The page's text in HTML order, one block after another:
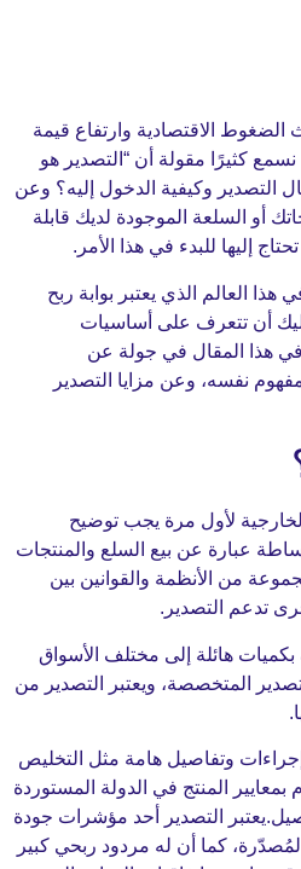
وارتفاع قيمة
مقولة أن “التصدير هو
وكيفية الدخول إليه؟ وعن
الموجودة لديك قابلة
للبدء في هذا الأمر.
الذي يعتبر بوابة ربح
على أساسيات
في جولة عن
وعن مزايا التصدير
لأول مرة يجب توضيح
عن بيع السلع والمنتجات
والقوانين بين
إلى مختلف الأسواق
ويعتبر التصدير من
هامة مثل التخليص
في الدولة المستوردة
التصدير أحد مؤشرات جودة
أن له مردود ربحي كبير